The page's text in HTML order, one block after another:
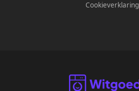
Cookieverklaring